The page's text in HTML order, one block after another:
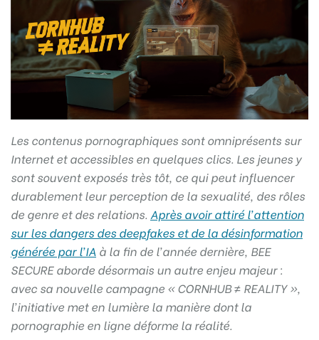
Les contenus pornographiques sont omniprésents sur
Internet et accessibles en quelques clics. Les jeunes y
sont souvent exposés très tôt, ce qui peut influencer
durablement leur perception de la sexualité, des rôles
de genre et des relations. Après avoir attiré l’attention
sur les dangers des deepfakes et de la désinformation
générée par l’IA à la fin de l’année dernière, BEE
SECURE aborde désormais un autre enjeu majeur :
avec sa nouvelle campagne « CORNHUB ≠ REALITY »,
l’initiative met en lumière la manière dont la
pornographie en ligne déforme la réalité.